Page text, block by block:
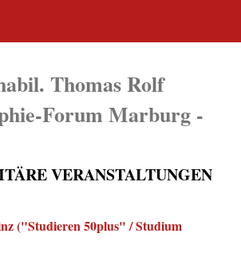
Thomas Rolf
Forum Marburg -
VERANSTALTUNGEN
("Studieren 50plus" / Studium